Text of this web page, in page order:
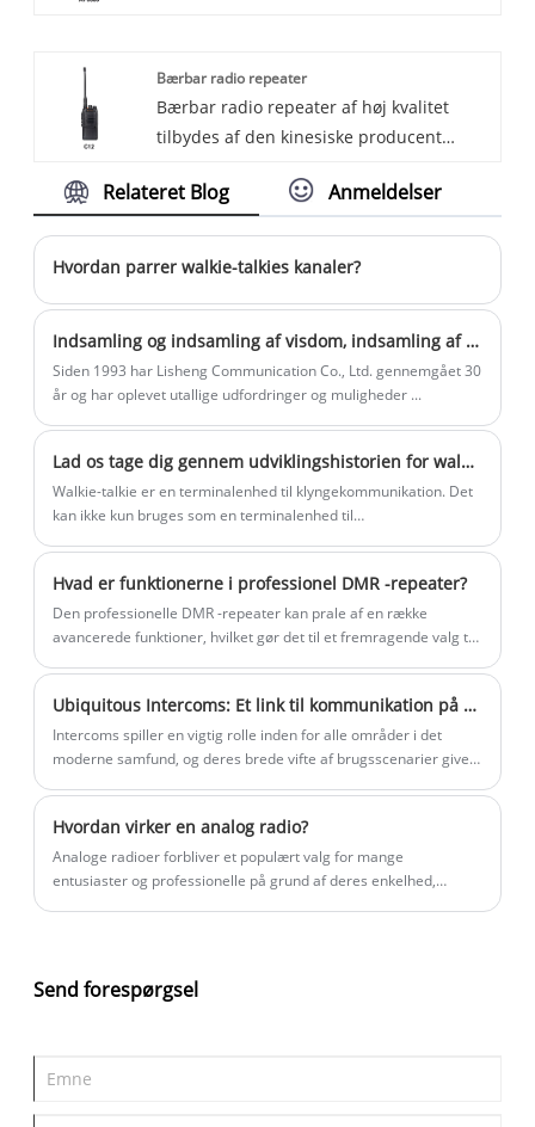
bærbare enheder er designet til at give
pålidelig og praktisk kommunikation i
forskellige situationer.
Bærbar radio repeater
Bærbar radio repeater af høj kvalitet
tilbydes af den kinesiske producent
Relateret Blog Anmeldelser
Hvordan parrer walkie-talkies kanaler?
Indsamling og indsamling af visdom, indsamling af hjerter og fælles deling - den årlige ceremoni i 2023 er vellykket!
Siden 1993 har Lisheng Communication Co., Ltd. gennemgået 30
år og har oplevet utallige udfordringer og muligheder ...
Lad os tage dig gennem udviklingshistorien for walkie-talkie-udstyr.
Walkie-talkie er en terminalenhed til klyngekommunikation. Det
kan ikke kun bruges som en terminalenhed til
mobilkommunikation.
Hvad er funktionerne i professionel DMR -repeater?
Den professionelle DMR -repeater kan prale af en række
avancerede funktioner, hvilket gør det til et fremragende valg til
forbindelse på tværs af dens dækningsområde.
Ubiquitous Intercoms: Et link til kommunikation på tværs af brancher
Intercoms spiller en vigtig rolle inden for alle områder i det
moderne samfund, og deres brede vifte af brugsscenarier giver
Hvordan virker en analog radio?
Analoge radioer forbliver et populært valg for mange
entusiaster og professionelle på grund af deres enkelhed,
den rigtige enhed. Ved at forstå disse grundlæggende principper
kan du træffe informerede beslutninger og maksimere din
Send forespørgsel